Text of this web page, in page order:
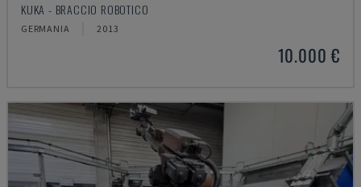
KUKA - BRACCIO ROBOTICO
GERMANIA 2013
10.000 €